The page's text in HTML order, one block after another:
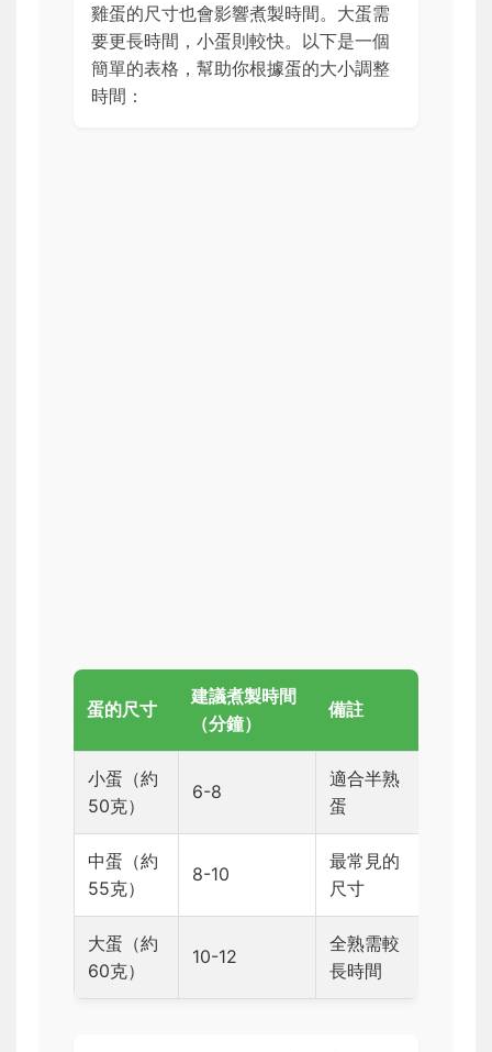
雞蛋的尺寸也會影響煮製時間。大蛋需
要更長時間，小蛋則較快。以下是一個
簡單的表格，幫助你根據蛋的大小調整
時間：
蛋的尺寸
建議煮製時間
（分鐘）
備註
小蛋（約
50克）
6-8
適合半熟
蛋
中蛋（約
55克）
8-10
最常見的
尺寸
大蛋（約
60克）
10-12
全熟需較
長時間